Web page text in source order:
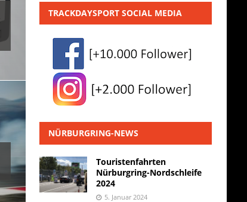
TRACKDAYSPORT SOCIAL MEDIA
NÜRBURGRING-NEWS
Touristenfahrten
Nürburgring-Nordschleife
2024
5. Januar 2024